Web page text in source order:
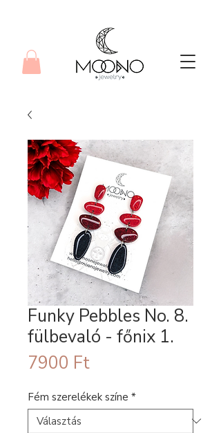
Funky Pebbles No. 8.
fülbevaló - főnix 1.
7900 FtÁr
Fém szerelékek színe *